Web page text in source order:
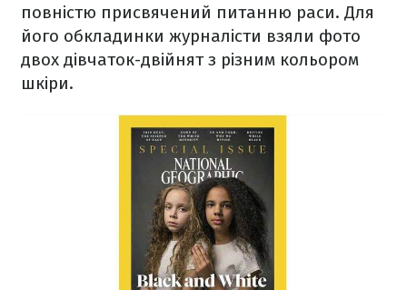
повністю присвячений питанню раси. Для
його обкладинки журналісти взяли фото
двох дівчаток-двійнят з різним кольором
шкіри.